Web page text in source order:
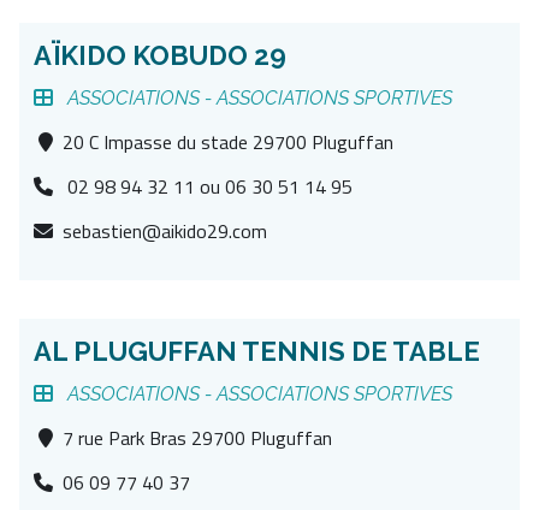
AÏKIDO KOBUDO 29
ASSOCIATIONS -ASSOCIATIONS SPORTIVES
20 C Impasse du stade 29700 Pluguffan
02 98 94 32 11 ou 06 30 51 14 95
sebastien@aikido29.com
AL PLUGUFFAN TENNIS DE TABLE
ASSOCIATIONS -ASSOCIATIONS SPORTIVES
7 rue Park Bras 29700 Pluguffan
06 09 77 40 37